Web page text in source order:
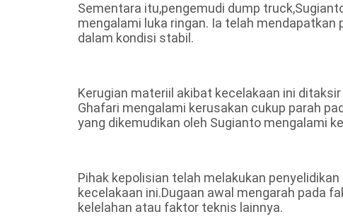
Sementara itu,pengemudi dump
mengalami luka ringan. Ia telah
dalam kondisi stabil.
Kerugian materiil akibat kecelakaan ini
Ghafari mengalami kerusakan cukup parah
yang dikemudikan oleh Sugianto mengalami
Pihak kepolisian telah melakukan
kecelakaan ini.Dugaan awal mengarah pada
kelelahan atau faktor teknis lainnya.